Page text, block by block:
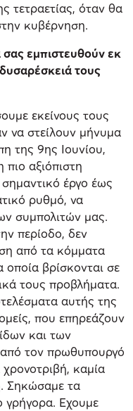
τετραετίας, όταν θα
κυβέρνηση.
σας εμπιστευθούν εκ
τους
εκείνους τους
να στείλουν μήνυμα
της 9ης Ιουνίου,
αξιόπιστη
σημαντικό έργο έως
ρυθμό, να
συμπολιτών μας.
περίοδο, δεν
από τα κόμματα
οποία βρίσκονται σε
τους προβλήματα.
αυτής της
που επηρεάζουν
και των
τον πρωθυπουργό
καμία
Σηκώσαμε τα
γρήγορα. Εχουμε